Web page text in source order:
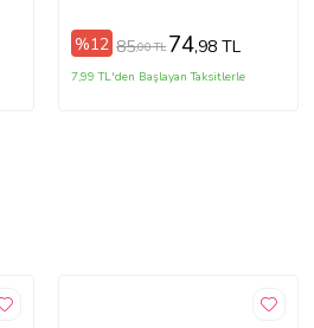
%12 85,00 TL 74,98 TL
7,99 TL'den Başlayan Taksitlerle